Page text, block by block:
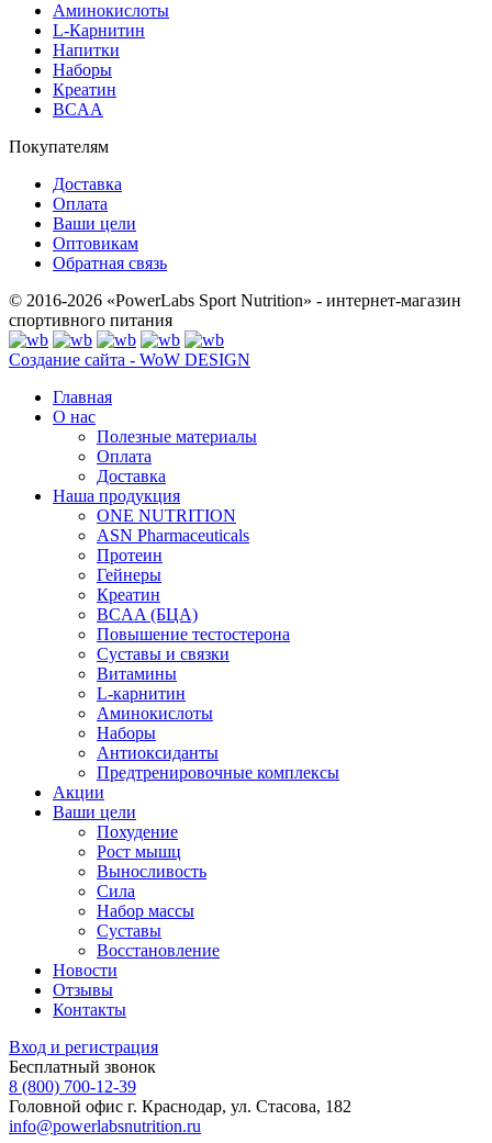
Аминокислоты
L-Карнитин
Напитки
Наборы
Креатин
BCAA
Покупателям
Доставка
Оплата
Ваши цели
Оптовикам
Обратная связь
© 2016-2026 «PowerLabs Sport Nutrition» - интернет-магазин
спортивного питания
Создание сайта - WoW DESIGN
Главная
О нас
Полезные материалы
Оплата
Доставка
Наша продукция
ONE NUTRITION
ASN Pharmaceuticals
Протеин
Гейнеры
Креатин
BCAA (БЦА)
Повышение тестостерона
Суставы и связки
Витамины
L-карнитин
Аминокислоты
Наборы
Антиоксиданты
Предтренировочные комплексы
Акции
Ваши цели
Похудение
Рост мышц
Выносливость
Сила
Набор массы
Суставы
Восстановление
Новости
Отзывы
Контакты
Вход и регистрация
Бесплатный звонок
8 (800) 700-12-39
Головной офис г. Краснодар, ул. Стасова, 182
info@powerlabsnutrition.ru